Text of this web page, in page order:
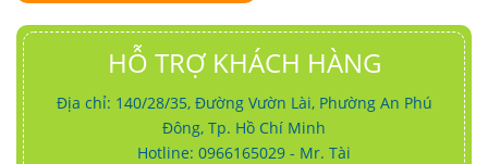
HỖ TRỢ KHÁCH HÀNG
Địa chỉ: 140/28/35, Đường Vườn Lài, Phường An Phú
Đông, Tp. Hồ Chí Minh
Hotline: 0966165029 - Mr. Tài